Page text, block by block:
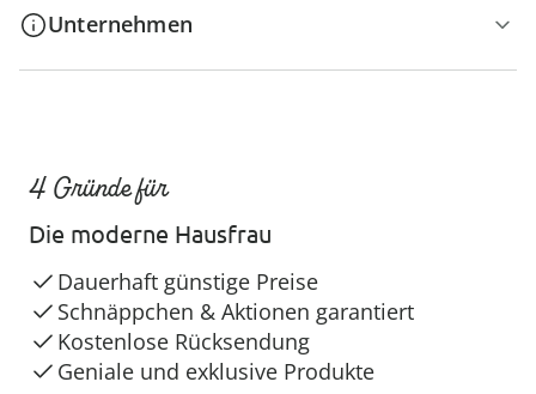
Unternehmen
4 Gründe für
Die moderne Hausfrau
Dauerhaft günstige Preise
Schnäppchen & Aktionen garantiert
Kostenlose Rücksendung
Geniale und exklusive Produkte